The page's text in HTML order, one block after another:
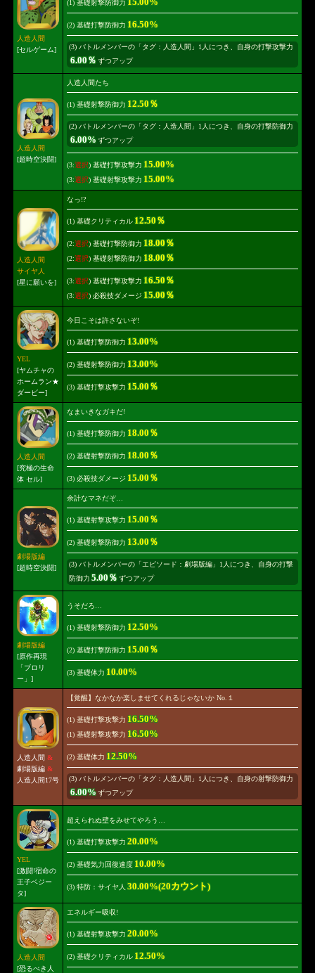
人造人間
[セルゲーム]
(1) 基礎射撃防御力
(2) 基礎打撃防御力 16.50%
(3) バトルメンバーの「タグ：人造人間」1人につき、自身の打撃攻撃力
6.00％ずつアップ
人造人間
[超時空決闘]
人造人間たち
(1) 基礎射撃防御力 12.50％
(2) バトルメンバーの「タグ：人造人間」1人につき、自身の打撃防御力
6.00%ずつアップ
(3:選択) 基礎打撃攻撃力 15.00%
(3:選択) 基礎射撃攻撃力 15.00%
人造人間
サイヤ人
[星に願いを]
なっ!?
(1) 基礎クリティカル12.50％
(2:選択) 基礎打撃防御力 18.00％
(2:選択) 基礎射撃防御力 18.00％
(3:選択) 基礎打撃攻撃力 16.50％
(3:選択) 必殺技ダメージ 15.00％
YEL
[ヤムチャの
ホームラン★
ダービー]
今日こそは許さないぞ!
(1) 基礎打撃防御力 13.00%
(2) 基礎射撃防御力 13.00%
(3) 基礎打撃攻撃力 15.00％
人造人間
[究極の生命
体 セル]
なまいきなガキだ!
(1) 基礎打撃防御力 18.00％
(2) 基礎射撃防御力 18.00％
(3) 必殺技ダメージ 15.00％
劇場版編
[超時空決闘]
余計なマネだぞ…
(1) 基礎射撃攻撃力 15.00％
(2) 基礎射撃防御力 13.00％
(3) バトルメンバーの「エピソード：劇場版編」1人につき、自身の打撃
防御力 5.00％ずつアップ
劇場版編
[原作再現
「ブロリ
ー」]
うそだろ…
(1) 基礎射撃防御力 12.50%
(2) 基礎打撃防御力 15.00％
(3) 基礎体力 10.00%
人造人間 &
劇場版編&
人造人間17号
【覚醒】なかなか楽しませてくれるじゃないか No.１
(1) 基礎打撃攻撃力 16.50%
(1) 基礎射撃攻撃力 16.50%
(2) 基礎体力 12.50%
(3) バトルメンバーの「タグ：人造人間」1人につき、自身の射撃防御力
6.00%ずつアップ
YEL
[激闘!宿命の
王子ベジー
タ]
超えられぬ壁をみせてやろう…
(1) 基礎打撃攻撃力 20.00%
(2) 基礎気力回復速度 10.00%
(3) 特防：サイヤ人 30.00%(20カウント)
人造人間
[恐るべき人
エネルギー吸収!
(1) 基礎射撃攻撃力 20.00%
(2) 基礎クリティカル 12.50%